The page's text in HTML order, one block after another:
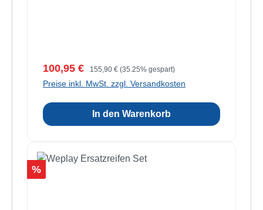
Verkaufspreis:
100,95 € Regulärer Preis:
155,90 € (35.25% gespart)
Preise inkl. MwSt. zzgl. Versandkosten
In den Warenkorb
Rabatt
%